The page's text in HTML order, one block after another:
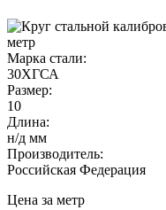
Марка стали:
30ХГСА
Размер:
10
Длина:
н/д мм
Производитель:
Российская Федерация
Цена за метр